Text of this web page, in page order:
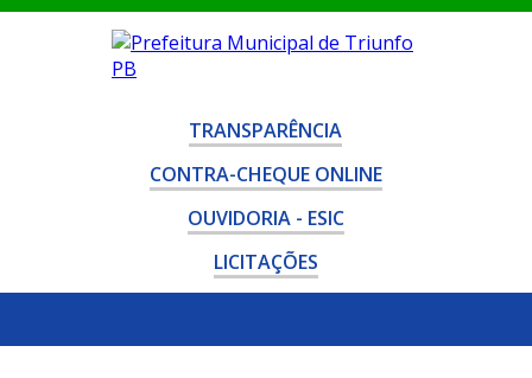
TRANSPARÊNCIA
CONTRA-CHEQUE ONLINE
OUVIDORIA - ESIC
LICITAÇÕES